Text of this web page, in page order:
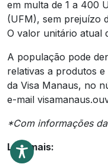
em multa de 1 a 400
(UFM), sem prejuízo
O valor unitário atual
A população pode
relativas a produtos
da Visa Manaus, no
e-mail
*Com informações
Leia mais: